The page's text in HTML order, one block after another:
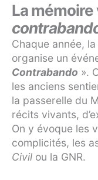
La
Chaque année,
organise un
Contrabando ».
les anciens
la passerelle du
récits vivants,
On y évoque les
complicités, les
Civil ou la GNR.